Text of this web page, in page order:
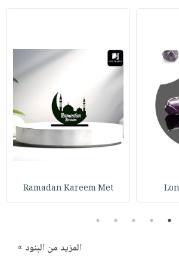
Ramadan Kareem Met
1
2
3
4
5
المزيد من البنود »